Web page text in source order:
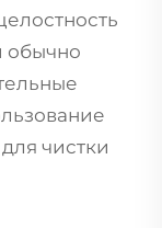
обычно
чистки